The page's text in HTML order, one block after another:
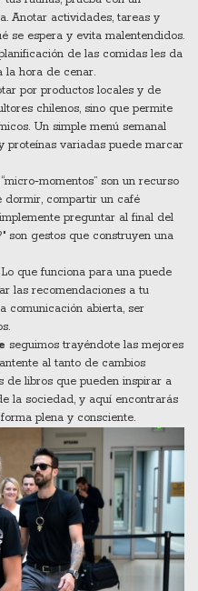
Anotar actividades, tareas y
se espera y evita malentendidos.
de las comidas les da
la hora de cenar.
por productos locales y de
chilenos, sino que permite
Un simple menú semanal
proteínas variadas puede marcar
son un recurso
dormir, compartir un café
preguntar al final del
son gestos que construyen una
que funciona para una puede
las recomendaciones a tu
comunicación abierta, ser
seguimos trayéndote las mejores
al tanto de cambios
de libros que pueden inspirar a
la sociedad, y aquí encontrarás
plena y consciente.